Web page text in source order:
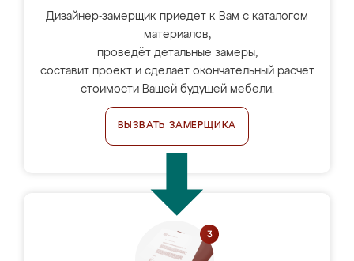
Дизайнер-замерщик приедет к Вам с каталогом
материалов,
проведёт детальные замеры,
составит проект и сделает окончательный расчёт
стоимости Вашей будущей мебели.
ВЫЗВАТЬ ЗАМЕРЩИКА